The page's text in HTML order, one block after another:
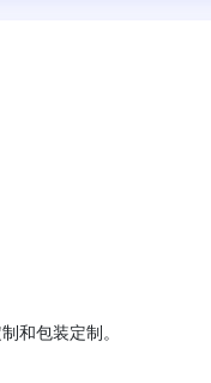
和包装定制。